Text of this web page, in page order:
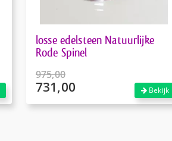
losse edelsteen Natuurlijke
Rode Spinel
975,00
Oorspronkelijke
731,00 Bekijk